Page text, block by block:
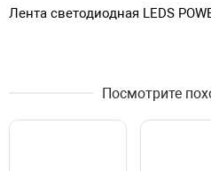
Лента светодиодная LEDS
Посмотрите